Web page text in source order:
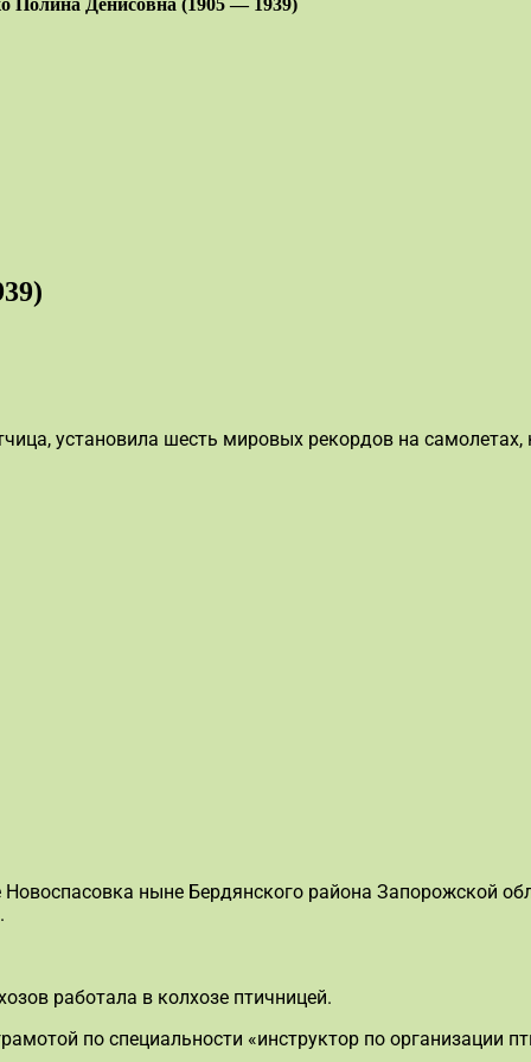
Полина Денисовна (1905 — 1939)
установила шесть мировых рекордов на самолетах,
ныне Бердянского района Запорожской
работала в колхозе птичницей.
по специальности «инструктор по организации